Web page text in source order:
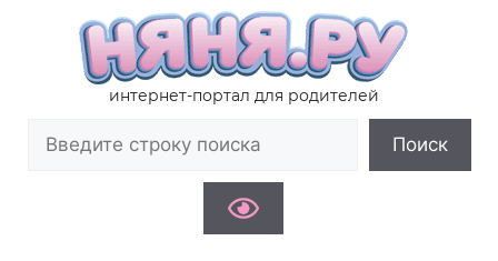
содержимому
интернет-портал для родителей
Поиск